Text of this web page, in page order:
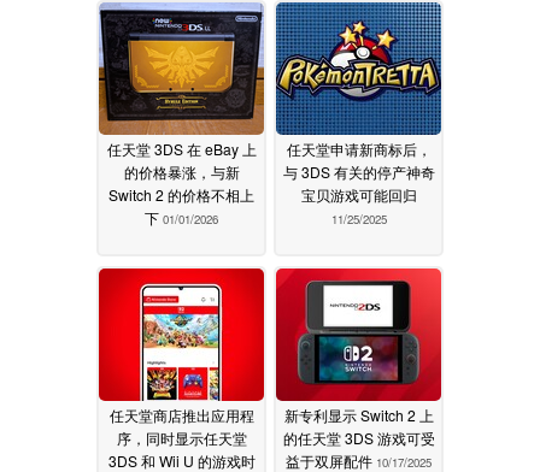
任天堂 3DS 在 eBay 上
的价格暴涨，与新
Switch 2 的价格不相上
下 01/01/2026
任天堂申请新商标后，
与 3DS 有关的停产神奇
宝贝游戏可能回归
11/25/2025
任天堂商店推出应用程
序，同时显示任天堂
3DS 和 Wii U 的游戏时
新专利显示 Switch 2 上
的任天堂 3DS 游戏可受
益于双屏配件 10/17/2025